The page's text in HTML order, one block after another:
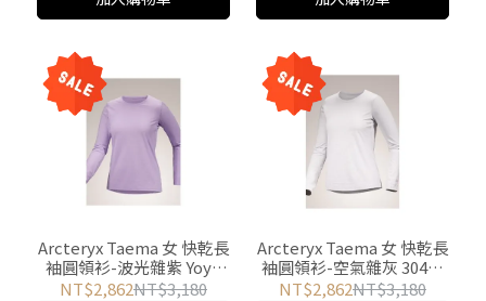
Arcteryx Taema 女 快乾長
袖圓領衫-波光雜紫 Yoyo
Outdoor
NT$2,862NT$3,180
Arcteryx Taema 女 快乾長
袖圓領衫-空氣雜灰 30427
Yoyo Outdoor
NT$2,862NT$3,180